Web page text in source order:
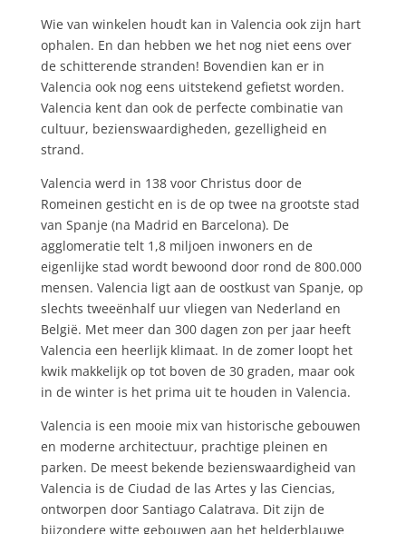
Wie van winkelen houdt kan in Valencia ook zijn hart
ophalen. En dan hebben we het nog niet eens over
de schitterende stranden! Bovendien kan er in
Valencia ook nog eens uitstekend gefietst worden.
Valencia kent dan ook de perfecte combinatie van
cultuur, bezienswaardigheden, gezelligheid en
strand.
Valencia werd in 138 voor Christus door de
Romeinen gesticht en is de op twee na grootste stad
van Spanje (na Madrid en Barcelona). De
agglomeratie telt 1,8 miljoen inwoners en de
eigenlijke stad wordt bewoond door rond de 800.000
mensen. Valencia ligt aan de oostkust van Spanje, op
slechts tweeënhalf uur vliegen van Nederland en
België. Met meer dan 300 dagen zon per jaar heeft
Valencia een heerlijk klimaat. In de zomer loopt het
kwik makkelijk op tot boven de 30 graden, maar ook
in de winter is het prima uit te houden in Valencia.
Valencia is een mooie mix van historische gebouwen
en moderne architectuur, prachtige pleinen en
parken. De meest bekende bezienswaardigheid van
Valencia is de Ciudad de las Artes y las Ciencias,
ontworpen door Santiago Calatrava. Dit zijn de
bijzondere witte gebouwen aan het helderblauwe